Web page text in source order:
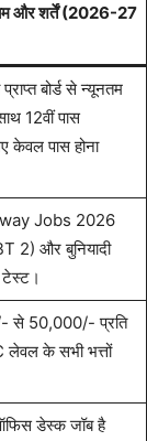
और शर्तें (2026-27
बोर्ड से न्यूनतम
12वीं पास
केवल पास होना
Jobs 2026
2) और बुनियादी
टेस्ट।
से 50,000/- प्रति
लेवल के सभी भत्तों
डेस्क जॉब है